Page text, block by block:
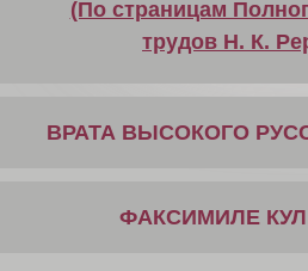
ВРАТА ВЫСОКОГО
ФАКСИМИЛЕ
(По страницам
трудов Н. К.